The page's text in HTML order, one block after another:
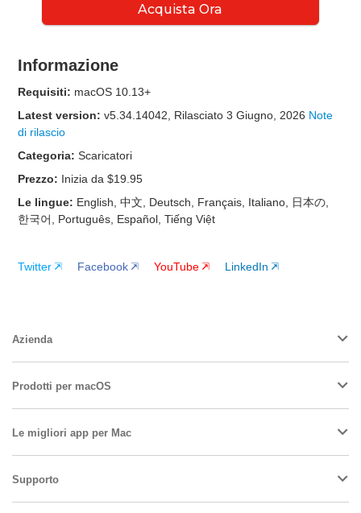
Acquista Ora
Informazione
Requisiti: macOS 10.13+
Latest version: v5.34.14042, Rilasciato 3 Giugno, 2026 Note
di rilascio
Categoria: Scaricatori
Prezzo: Inizia da $19.95
Le lingue: English, 中文, Deutsch, Français, Italiano, 日本の,
한국어, Português, Español, Tiếng Việt
Twitter Facebook YouTube LinkedIn
Azienda
Prodotti per macOS
Le migliori app per Mac
Supporto